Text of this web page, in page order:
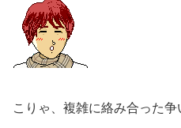
こりゃ、複雑に絡み合った争